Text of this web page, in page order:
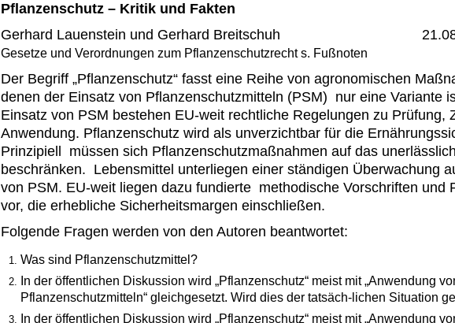
Pflanzenschutz – Kritik und Fakten
Gerhard Lauenstein und Gerhard Breitschuh
Gesetze und Verordnungen zum Pflanzenschutzrecht s. Fußnoten
Der Begriff „Pflanzenschutz“ fasst eine Reihe von agronomischen
denen der Einsatz von Pflanzenschutzmitteln (PSM) nur eine Variante
Einsatz von PSM bestehen EU-weit rechtliche Regelungen zu Prüfung,
Anwendung. Pflanzenschutz wird als unverzichtbar für die
Prinzipiell müssen sich Pflanzenschutzmaßnahmen auf das
beschränken. Lebensmittel unterliegen einer ständigen Überwachung
von PSM. EU-weit liegen dazu fundierte methodische Vorschriften und
vor, die erhebliche Sicherheitsmargen einschließen.
Folgende Fragen werden von den Autoren beantwortet:
Was sind Pflanzenschutzmittel?
In der öffentlichen Diskussion wird „Pflanzenschutz“ meist mit „Anwendung
Pflanzenschutzmitteln“ gleichgesetzt. Wird dies der tatsäch-lichen Situation
In der öffentlichen Diskussion wird „Pflanzenschutz“ meist mit „Anwendung